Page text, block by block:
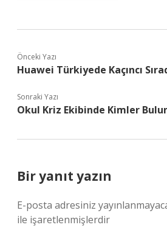
Önceki Yazı
Huawei Türkiyede Kaçıncı
Sonraki Yazı
Okul Kriz Ekibinde Kimler
Bir yanıt yazın
E-posta adresiniz
ile işaretlenmişlerdir